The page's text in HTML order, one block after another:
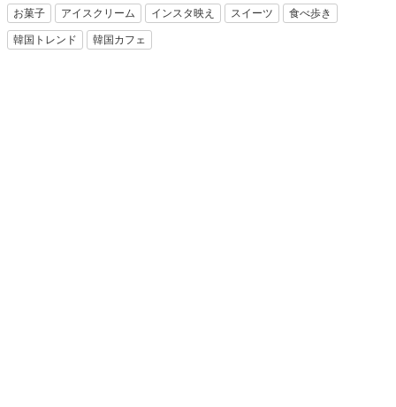
お菓子 アイスクリーム インスタ映え スイーツ 食べ歩き
韓国トレンド 韓国カフェ